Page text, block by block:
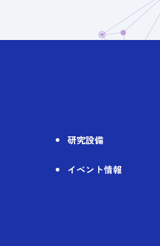
研究設備
イベント情報